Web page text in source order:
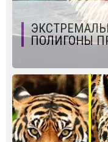
ПОЛИГОНЫ